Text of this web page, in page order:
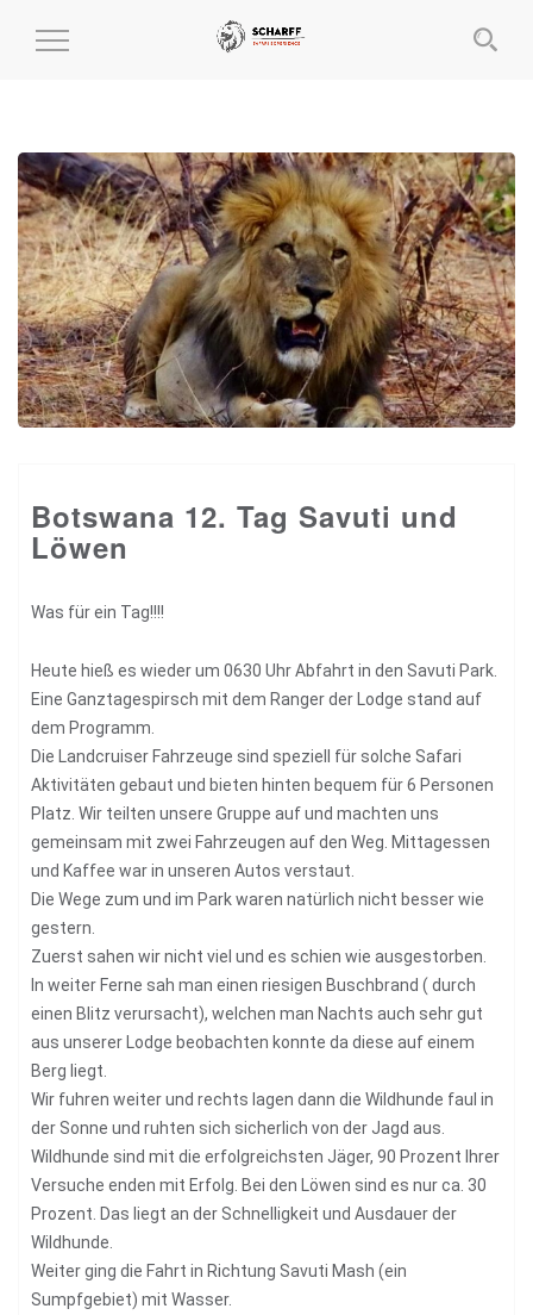
MENÜ
Botswana 12. Tag Savuti und
Löwen
Was für ein Tag!!!!
Heute hieß es wieder um 0630 Uhr Abfahrt in den Savuti Park.
Eine Ganztagespirsch mit dem Ranger der Lodge stand auf
dem Programm.
Die Landcruiser Fahrzeuge sind speziell für solche Safari
Aktivitäten gebaut und bieten hinten bequem für 6 Personen
Platz. Wir teilten unsere Gruppe auf und machten uns
gemeinsam mit zwei Fahrzeugen auf den Weg. Mittagessen
und Kaffee war in unseren Autos verstaut.
Die Wege zum und im Park waren natürlich nicht besser wie
gestern.
Zuerst sahen wir nicht viel und es schien wie ausgestorben.
In weiter Ferne sah man einen riesigen Buschbrand ( durch
einen Blitz verursacht), welchen man Nachts auch sehr gut
aus unserer Lodge beobachten konnte da diese auf einem
Berg liegt.
Wir fuhren weiter und rechts lagen dann die Wildhunde faul in
der Sonne und ruhten sich sicherlich von der Jagd aus.
Wildhunde sind mit die erfolgreichsten Jäger, 90 Prozent Ihrer
Versuche enden mit Erfolg. Bei den Löwen sind es nur ca. 30
Prozent. Das liegt an der Schnelligkeit und Ausdauer der
Wildhunde.
Weiter ging die Fahrt in Richtung Savuti Mash (ein
Sumpfgebiet) mit Wasser.